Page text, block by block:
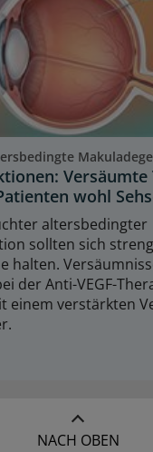
wohl
altersbedingter
sollten sich
halten.
der Anti-VEGF-
einem verstärkten
NACH OBEN